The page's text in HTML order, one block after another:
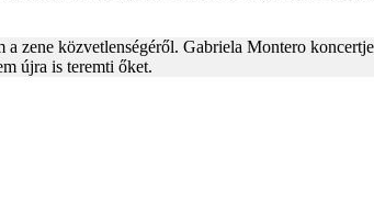
zene közvetlenségéről. Gabriela Montero
újra is teremti őket.